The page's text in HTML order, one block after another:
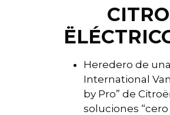
Heredero de
International
by Pro” de
soluciones